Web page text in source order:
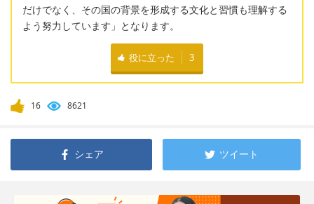
だけでなく、その国の背景を形成する文化と習慣も理解する
よう努力しています」となります。
役に立った 3
16 8621
シェア ツイート